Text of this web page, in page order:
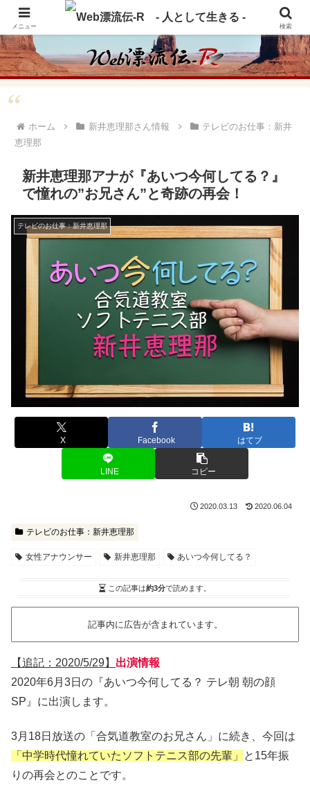
アメリカ・インディアンの思想・生き方からの学びをメインに、趣味や経験則
ホーム 新井恵理那さん情報
テレビのお仕事：新井
恵理那
新井恵理那アナが『あいつ今何してる？』
で憧れの”お兄さん”と奇跡の再会！
テレビのお仕事：新井恵理那
X Facebook はてブ
LINE コピー
2020.03.13 2020.06.04
テレビのお仕事：新井恵理那
女性アナウンサー 新井恵理那 あいつ今何してる？
この記事は約3分で読めます。
記事内に広告が含まれています。
【追記：2020/5/29】 出演情報
2020年6月3日の『あいつ今何してる？ テレ朝 朝の顔
SP』に出演します。
3月18日放送の「合気道教室のお兄さん」に続き、今回は
「中学時代憧れていたソフトテニス部の先輩」
と15年振
りの再会とのことです。
メニュー 検索